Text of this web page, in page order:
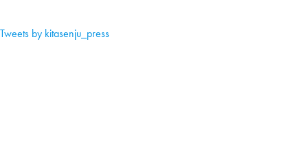
Tweets by kitasenju_press